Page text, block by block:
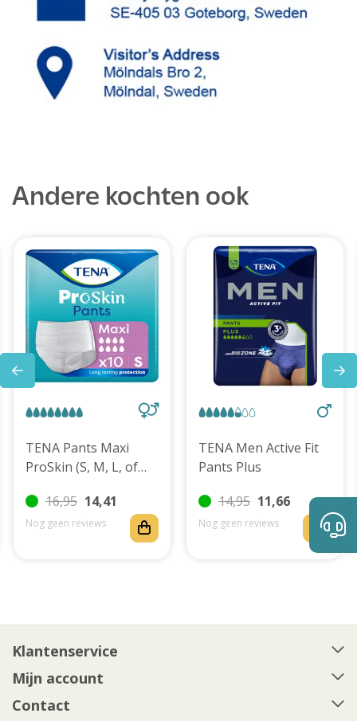
Andere kochten ook
TENA Pants Maxi
ProSkin (S, M, L, of
16,95 14,41
Nog geen reviews
TENA Men Active Fit
Pants Plus
14,95 11,66
Nog geen reviews
Klantenservice
Mijn account
Contact